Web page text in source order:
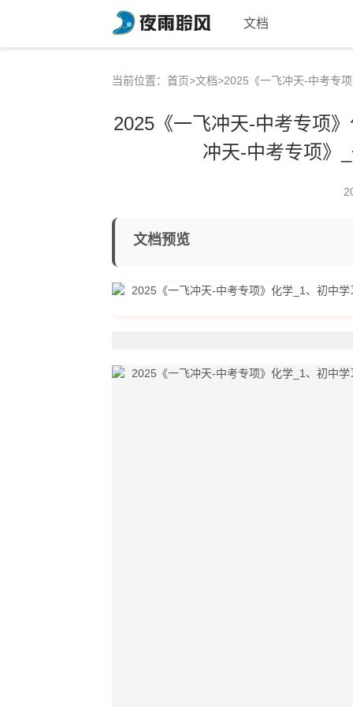
文档
当前位置： 首页>文档>2025《一飞冲天-中考专
2025《一飞冲天-中考专项
冲天-中考专项》
文档预览